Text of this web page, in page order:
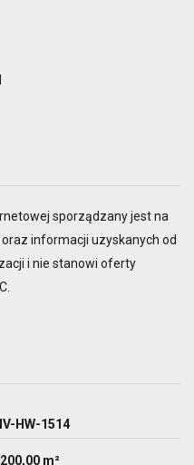
sporządzany jest na
informacji uzyskanych od
i nie stanowi oferty
HW-1514
m²